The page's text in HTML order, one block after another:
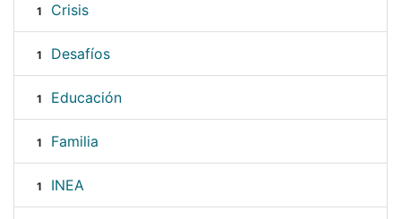
1 Crisis
1 Desafíos
1 Educación
1 Familia
1 INEA